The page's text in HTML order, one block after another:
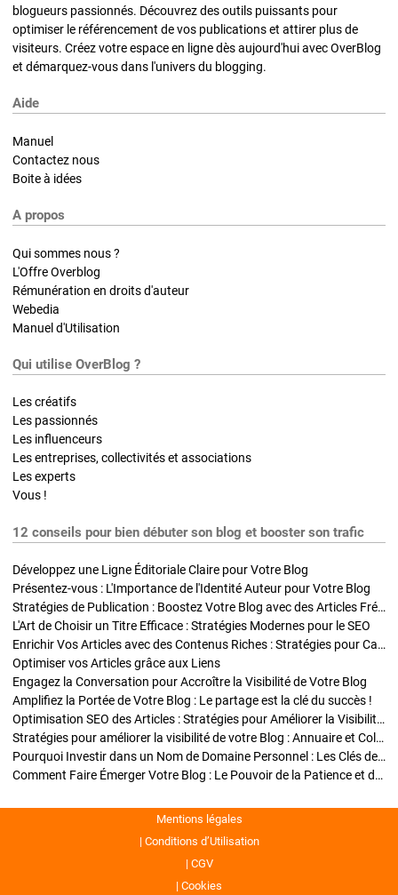
blogueurs passionnés. Découvrez des outils puissants pour
optimiser le référencement de vos publications et attirer plus de
visiteurs. Créez votre espace en ligne dès aujourd'hui avec OverBlog
et démarquez-vous dans l'univers du blogging.
Aide
Manuel
Contactez nous
Boite à idées
A propos
Qui sommes nous ?
L'Offre Overblog
Rémunération en droits d'auteur
Webedia
Manuel d'Utilisation
Qui utilise OverBlog ?
Les créatifs
Les passionnés
Les influenceurs
Les entreprises, collectivités et associations
Les experts
Vous !
12 conseils pour bien débuter son blog et booster son trafic
Développez une Ligne Éditoriale Claire pour Votre Blog
Présentez-vous : L'Importance de l'Identité Auteur pour Votre Blog
Stratégies de Publication : Boostez Votre Blog avec des Articles Fréquents et Exclusifs
L'Art de Choisir un Titre Efficace : Stratégies Modernes pour le SEO
Enrichir Vos Articles avec des Contenus Riches : Stratégies pour Captiver et Optimiser
Optimiser vos Articles grâce aux Liens
Engagez la Conversation pour Accroître la Visibilité de Votre Blog
Amplifiez la Portée de Votre Blog : Le partage est la clé du succès !
Optimisation SEO des Articles : Stratégies pour Améliorer la Visibilité de Votre Blog
Stratégies pour améliorer la visibilité de votre Blog : Annuaire et Collaborations
Pourquoi Investir dans un Nom de Domaine Personnel : Les Clés de la Réussite de Votre Blog
Comment Faire Émerger Votre Blog : Le Pouvoir de la Patience et de la Persévérance
Mentions légales
Conditions d’Utilisation
CGV
Cookies